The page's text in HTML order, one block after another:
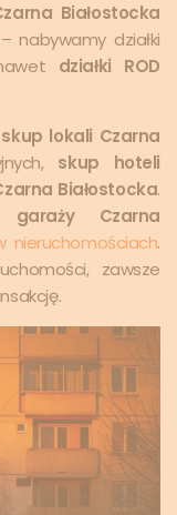
Białostocka
nabywamy działki
działki ROD
skup lokali Czarna
skup hoteli
Białostocka.
garaży Czarna
nieruchomościach.
zawsze